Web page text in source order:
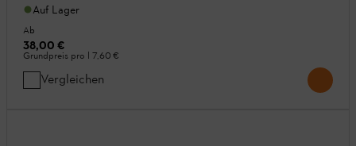
Auf Lager
Ab
38,00 €
Grundpreis pro l 7,60 €
Vergleichen